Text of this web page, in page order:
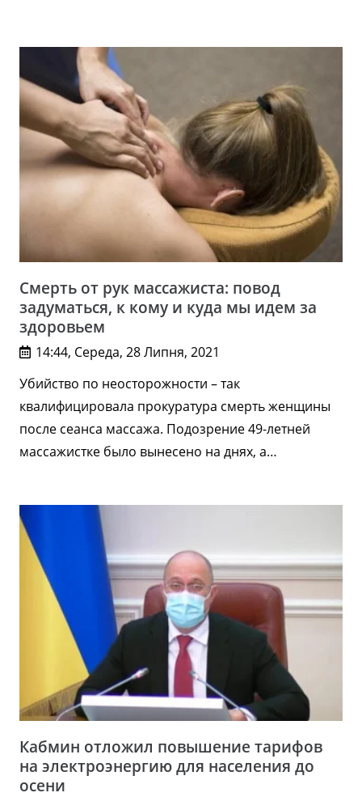
Смерть от рук массажиста: повод
задуматься, к кому и куда мы идем за
здоровьем
14:44, Середа, 28 Липня, 2021
Убийство по неосторожности – так
квалифицировала прокуратура смерть женщины
после сеанса массажа. Подозрение 49-летней
массажистке было вынесено на днях, а…
Кабмин отложил повышение тарифов
на электроэнергию для населения до
осени